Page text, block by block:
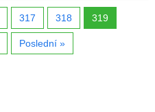
317 318 319
Poslední »